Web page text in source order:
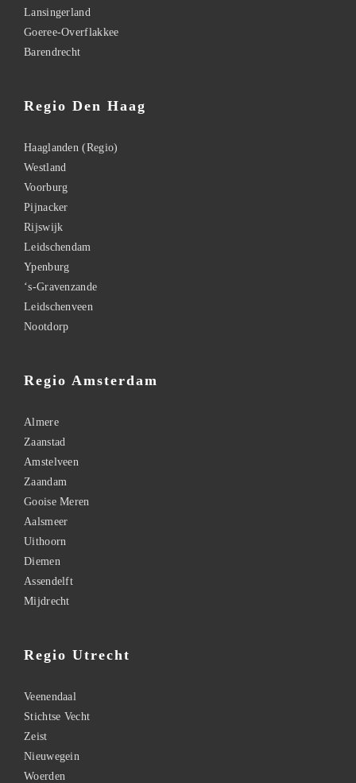
Lansingerland
Goeree-Overflakkee
Barendrecht
Regio Den Haag
Haaglanden (Regio)
Westland
Voorburg
Pijnacker
Rijswijk
Leidschendam
Ypenburg
‘s-Gravenzande
Leidschenveen
Nootdorp
Regio Amsterdam
Almere
Zaanstad
Amstelveen
Zaandam
Gooise Meren
Aalsmeer
Uithoorn
Diemen
Assendelft
Mijdrecht
Regio Utrecht
Veenendaal
Stichtse Vecht
Zeist
Nieuwegein
Woerden